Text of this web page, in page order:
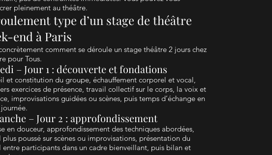
pleinement au théâtre.
type d’un stage de théâtre
end à Paris
comment se déroule un stage théâtre 2 jours chez
pour Tous.
– Jour 1 : découverte et fondations
et constitution du groupe, échauffement corporel et vocal,
exercices de présence, travail collectif sur le corps, la voix et
improvisations guidées ou scènes, puis temps d’échange en
– Jour 2 : approfondissement
en douceur, approfondissement des techniques abordées,
plus poussé sur scènes ou improvisations, présentation du
entre participants dans un cadre bienveillant, puis bilan et